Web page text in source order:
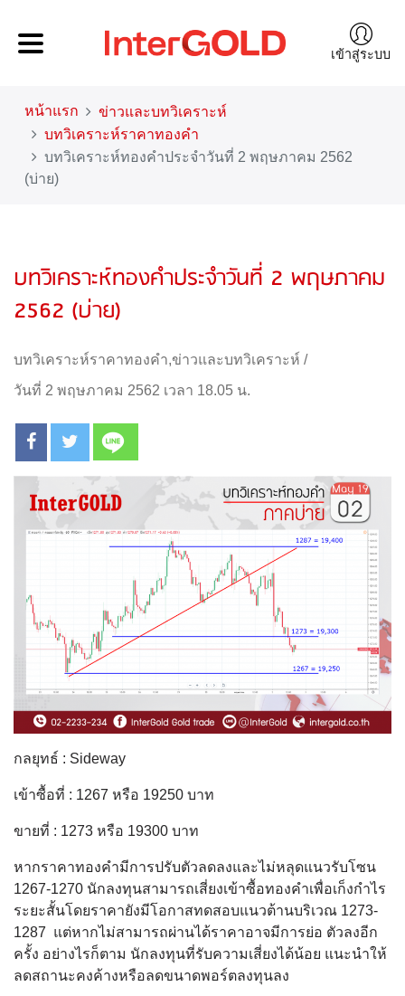
เข้าสู่ระบบ
หน้าแรก
ข่าวและบทวิเคราะห์
บทวิเคราะห์ราคาทองคำ
บทวิเคราะห์ทองคำประจำวันที่ 2 พฤษภาคม 2562
(บ่าย)
บทวิเคราะห์ทองคำประจำวันที่ 2 พฤษภาคม
2562 (บ่าย)
บทวิเคราะห์ราคาทองคำ,ข่าวและบทวิเคราะห์ /
วันที่ 2 พฤษภาคม 2562 เวลา 18.05 น.
กลยุทธ์ : Sideway
เข้าซื้อที่ : 1267 หรือ 19250 บาท
ขายที่ : 1273 หรือ 19300 บาท
หากราคาทองคํามีการปรับตัวลดลงและไม่หลุดแนวรับโซน
1267-1270 นักลงทุนสามารถเสี่ยงเข้าซื้อทองคําเพื่อเก็งกำไร
ระยะสั้นโดยราคายังมีโอกาสทดสอบแนวต้านบริเวณ 1273-
1287 แต่หากไม่สามารถผ่านได้ราคาอาจมีการย่อ ตัวลงอีก
ครั้ง อย่างไรก็ตาม นักลงทุนที่รับความเสี่ยงได้น้อย แนะนําให้
ลดสถานะคงค้างหรือลดขนาดพอร์ตลงทุนลง